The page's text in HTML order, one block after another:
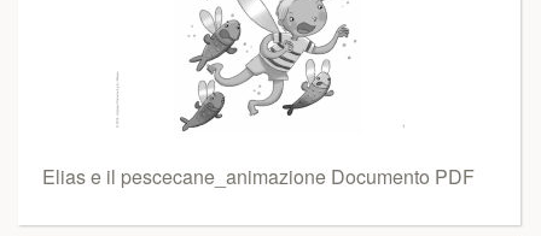
Elias e il pescecane_animazione Documento PDF